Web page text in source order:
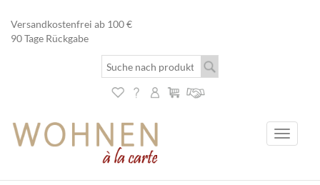
Versandkostenfrei ab 100 €
90 Tage Rückgabe
Toggle